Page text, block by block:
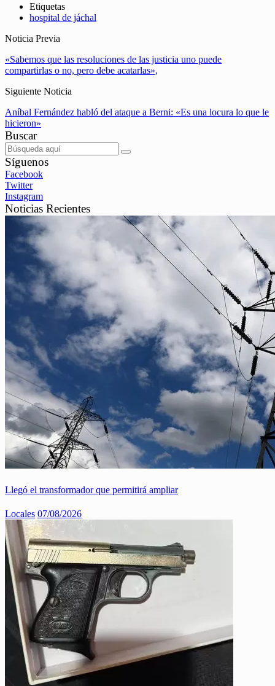
Etiquetas
hospital de jáchal
Noticia Previa
«Sabemos que las resoluciones de las justicia uno puede
compartirlas o no, pero debe acatarlas»,
Siguiente Noticia
Aníbal Fernández habló del ataque a Berni: «Es una locura lo que le
hicieron»
Buscar
Síguenos
Facebook
Twitter
Instagram
Noticias Recientes
Llegó el transformador que permitirá ampliar
Locales 07/08/2026